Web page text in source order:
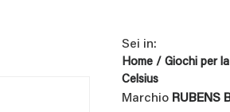
Sei in:
Home / Giochi per
Celsius
Marchio RUBENS